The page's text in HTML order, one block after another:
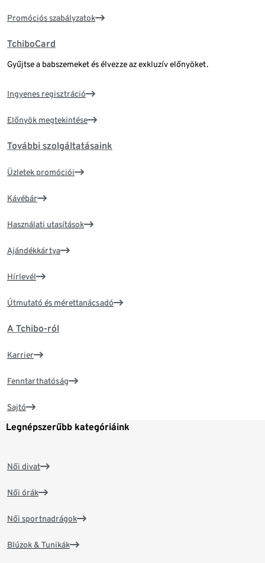
Promóciós szabályzatok
TchiboCard
Gyűjtse a babszemeket és élvezze az exkluzív előnyöket.
Ingyenes regisztráció
Előnyök megtekintése
További szolgáltatásaink
Üzletek promóciói
Kávébár
Használati utasítások
Ajándékkártya
Hírlevél
Útmutató és mérettanácsadó
A Tchibo-ról
Karrier
Fenntarthatóság
Sajtó
Legnépszerűbb kategóriáink
Női divat
Női órák
Női sportnadrágok
Blúzok & Tunikák